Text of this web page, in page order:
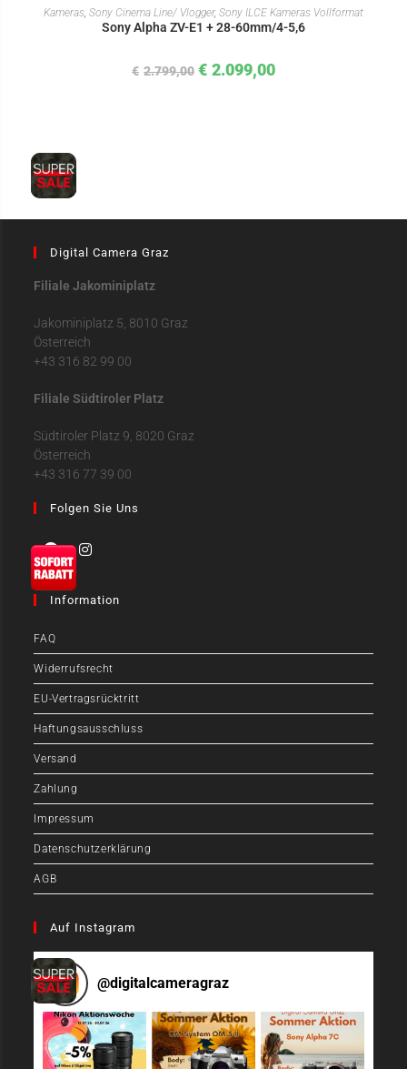
IN DEN WARENKORB
Kameras, Sony Cinema Line/ Vlogger, Sony ILCE Kameras Vollformat
Sony Alpha ZV-E1 + 28-60mm/4-5,6
€ 2.799,00 € 2.099,00
Digital Camera Graz
Filiale Jakominiplatz
Jakominiplatz 5, 8010 Graz
Österreich
+43 316 82 99 00
Filiale Südtiroler Platz
Südtiroler Platz 9, 8020 Graz
Österreich
+43 316 77 39 00
Folgen Sie Uns
Information
FAQ
Widerrufsrecht
EU-Vertragsrücktritt
Haftungsausschluss
Versand
Zahlung
Impressum
Datenschutzerklärung
AGB
Auf Instagram
@digitalcameragraz